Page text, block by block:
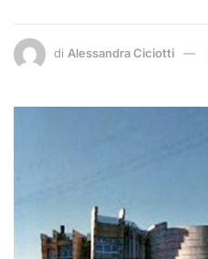
di Alessandra Ciciotti